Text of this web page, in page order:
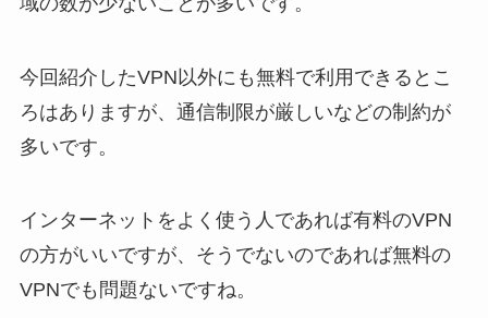
今回紹介したVPN以外にも無料で利用できるとこ
ろはありますが、通信制限が厳しいなどの制約が
多いです。
インターネットをよく使う人であれば有料のVPN
の方がいいですが、そうでないのであれば無料の
VPNでも問題ないですね。